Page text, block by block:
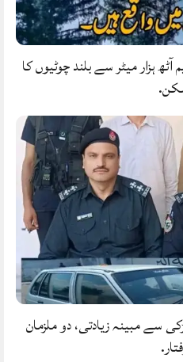
ہزار میٹر سے بلند چوٹیوں کا
سے مبینہ زیادتی، دو ملزمان